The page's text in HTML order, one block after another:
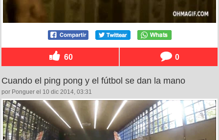
60 0
Cuando el ping pong y el fútbol se dan la mano
por Ponguer el 10 dic 2014, 03:31